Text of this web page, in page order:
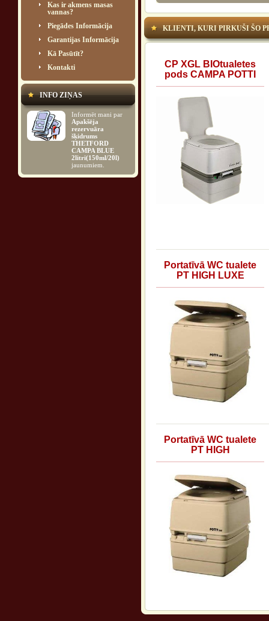
Kas ir akmens masas
vannas?
Piegādes Informācija
Garantijas Informācija
Kā Pasūtīt?
Kontakti
INFO ZIŅAS
Informēt mani par
Apakšēja
rezervuāra
šķidrums
THETFORD
CAMPA BLUE
2litri(150ml/20l)
jaunumiem.
KLIENTI, KURI PIRKUŠI ŠO
CP XGL BIOtualetes
pods CAMPA POTTI
Portatīvā WC tualete
PT HIGH LUXE
Portatīvā WC tualete
PT HIGH